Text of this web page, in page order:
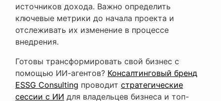
источников дохода. Важно определить
ключевые метрики до начала проекта и
отслеживать их изменение в процессе
внедрения.
Готовы трансформировать свой бизнес с
помощью ИИ-агентов? Консалтинговый бренд
ESSG Consulting проводит стратегические
сессии с ИИ для владельцев бизнеса и топ-